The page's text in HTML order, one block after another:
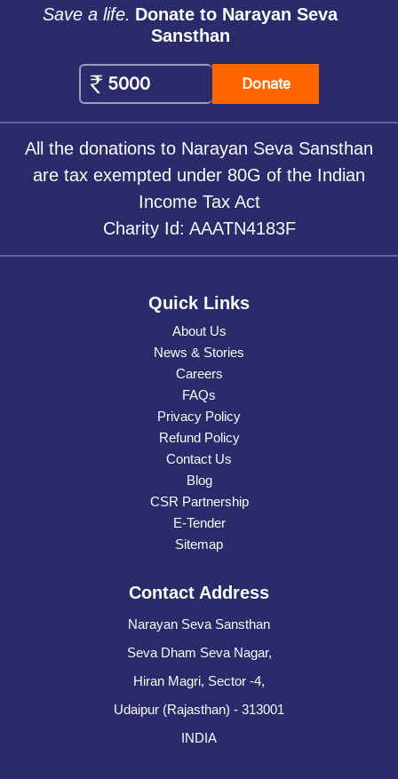
Save a life. Donate to Narayan Seva
Sansthan
Donate
All the donations to Narayan Seva Sansthan
are tax exempted under 80G of the Indian
Income Tax Act
Charity Id: AAATN4183F
Quick Links
About Us
News & Stories
Careers
FAQs
Privacy Policy
Refund Policy
Contact Us
Blog
CSR Partnership
E-Tender
Sitemap
Contact Address
Narayan Seva Sansthan
Seva Dham Seva Nagar,
Hiran Magri, Sector -4,
Udaipur (Rajasthan) - 313001
INDIA